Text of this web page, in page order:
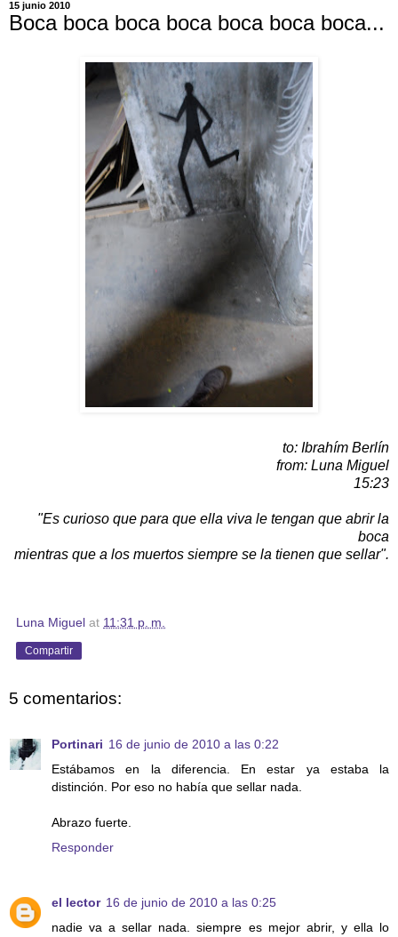
15 junio 2010
Boca boca boca boca boca boca boca...
to: Ibrahím Berlín
from: Luna Miguel
15:23
"Es curioso que para que ella viva le tengan que abrir la
boca
mientras que a los muertos siempre se la tienen que sellar".
Luna Miguel at 11:31 p. m.
Compartir
5 comentarios:
Portinari 16 de junio de 2010 a las 0:22
Estábamos en la diferencia. En estar ya estaba la
distinción. Por eso no había que sellar nada.
Abrazo fuerte.
Responder
el lector 16 de junio de 2010 a las 0:25
nadie va a sellar nada. siempre es mejor abrir, y ella lo